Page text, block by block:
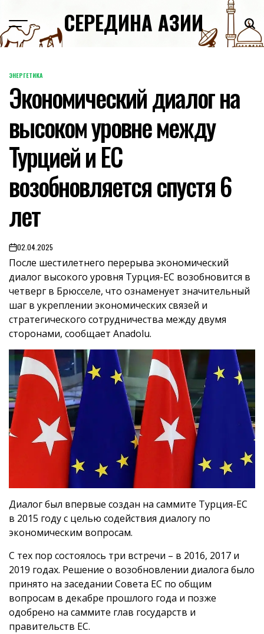
content
СЕРЕДИНА АЗИИ
POSTED
IN
ЭНЕРГЕТИКА
Экономический диалог на
высоком уровне между
Турцией и ЕС
возобновляется спустя 6
лет
on02.04.2025
После шестилетнего перерыва экономический
диалог высокого уровня Турция-ЕС возобновится в
четверг в Брюсселе, что ознаменует значительный
шаг в укреплении экономических связей и
стратегического сотрудничества между двумя
сторонами, сообщает Anadolu.
Диалог был впервые создан на саммите Турция-ЕС
в 2015 году с целью содействия диалогу по
экономическим вопросам.
С тех пор состоялось три встречи – в 2016, 2017 и
2019 годах. Решение о возобновлении диалога было
принято на заседании Совета ЕС по общим
вопросам в декабре прошлого года и позже
одобрено на саммите глав государств и
правительств ЕС.